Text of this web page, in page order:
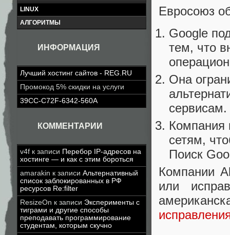
LINUX
АЛГОРИТМЫ
ИНФОРМАЦИЯ
Лучший хостинг сайтов - REG.RU
Промокод 5% скидки на услуги
39CC-C72F-6342-560A
КОММЕНТАРИИ
v4f к записи Перебор IP-адресов на
хостинге — и как с этим бороться
amarakin к записи Альтернативный
список заблокированных в РФ
ресурсов Re:filter
ResizeOn к записи Эксперименты с
тиграми и другие способы
преподавать программирование
студентам, которым скучно
Евросоюз
Google
тем, что
Она
сервисам.
Компания
сетям,
Поиск
Компании
или